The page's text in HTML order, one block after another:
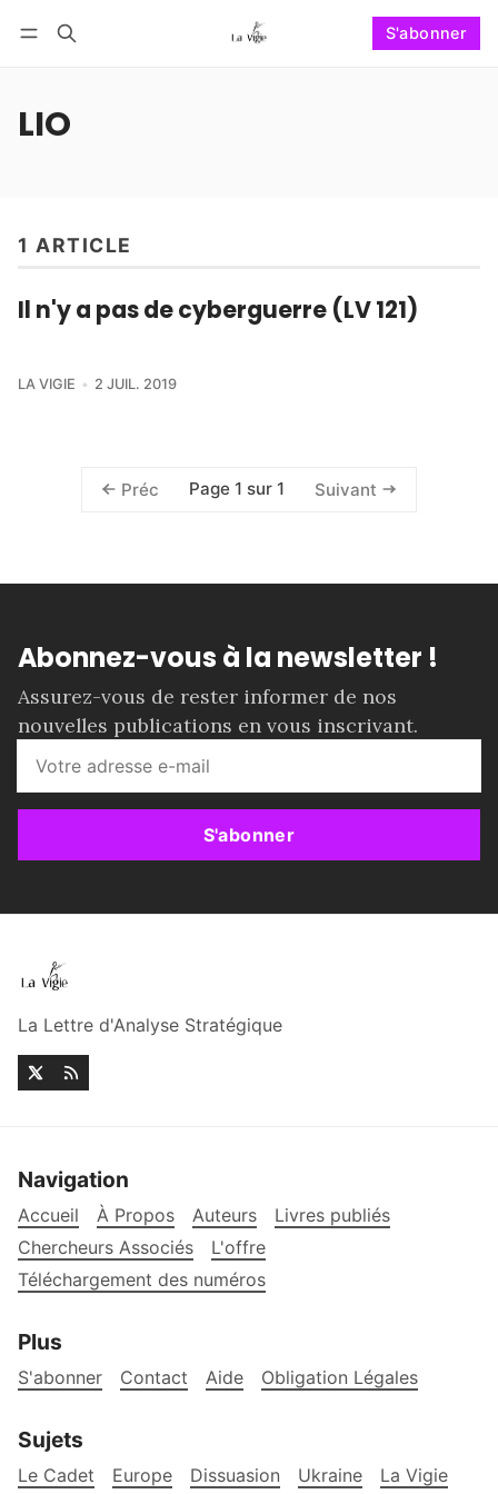
S'abonner
LIO
1 ARTICLE
Il n'y a pas de cyberguerre (LV 121)
LA VIGIE 2 JUIL. 2019
Préc Page 1 sur 1 Suivant
Abonnez-vous à la newsletter !
Assurez-vous de rester informer de nos
nouvelles publications en vous inscrivant.
S'abonner
La Lettre d'Analyse Stratégique
Navigation
Accueil À Propos Auteurs
Livres publiés
Chercheurs Associés
L'offre
Téléchargement des numéros
Plus
S'abonner Contact Aide Obligation Légales
Sujets
Le Cadet Europe Dissuasion Ukraine La Vigie